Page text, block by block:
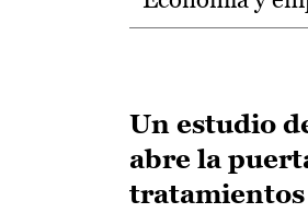
Un estudio
abre la
tratamientos